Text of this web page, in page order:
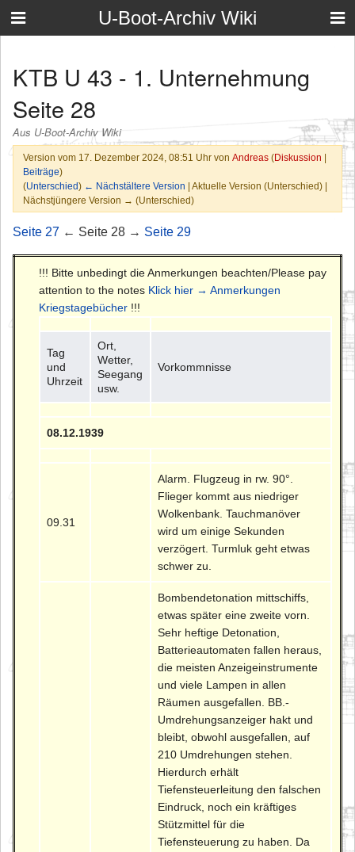
U-Boot-Archiv Wiki
KTB U 43 - 1. Unternehmung
Seite 28
Aus U-Boot-Archiv Wiki
Version vom 17. Dezember 2024, 08:51 Uhr von Andreas (Diskussion |
Beiträge)
(Unterschied) ← Nächstältere Version | Aktuelle Version (Unterschied) |
Nächstjüngere Version → (Unterschied)
Seite 27 ← Seite 28 → Seite 29
!!! Bitte unbedingt die Anmerkungen beachten/Please pay
attention to the notes Klick hier → Anmerkungen
Kriegstagebücher !!!
Tag
und
Uhrzeit
Ort,
Wetter,
Seegang
usw.
Vorkommnisse
08.12.1939
09.31
Alarm. Flugzeug in rw. 90°.
Flieger kommt aus niedriger
Wolkenbank. Tauchmanöver
wird um einige Sekunden
verzögert. Turmluk geht etwas
schwer zu.
Bombendetonation mittschiffs,
etwas später eine zweite vorn.
Sehr heftige Detonation,
Batterieautomaten fallen heraus,
die meisten Anzeigeinstrumente
und viele Lampen in allen
Räumen ausgefallen. BB.-
Umdrehungsanzeiger hakt und
bleibt, obwohl ausgefallen, auf
210 Umdrehungen stehen.
Hierdurch erhält
Tiefensteuerleitung den falschen
Eindruck, noch ein kräftiges
Stützmittel für die
Tiefensteuerung zu haben. Da